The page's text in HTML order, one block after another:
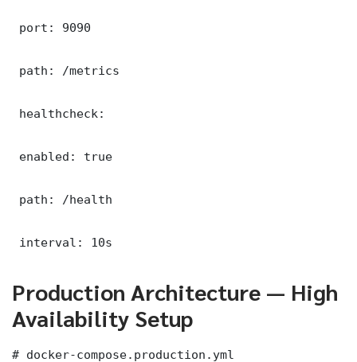
port: 9090
path: /metrics
healthcheck:
enabled: true
path: /health
interval: 10s
Production Architecture — High
Availability Setup
# docker-compose.production.yml